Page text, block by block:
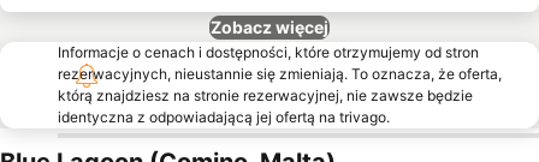
Zobacz więcej
Informacje o cenach i dostępności, które otrzymujemy od stron
rezerwacyjnych, nieustannie się zmieniają. To oznacza, że oferta,
którą znajdziesz na stronie rezerwacyjnej, nie zawsze będzie
identyczna z odpowiadającą jej ofertą na trivago.